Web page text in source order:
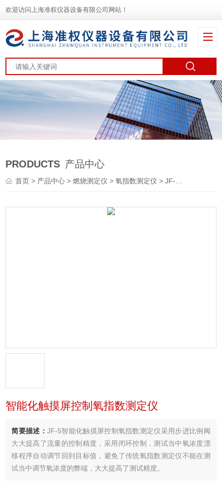
欢迎访问上海准权仪器设备有限公司网站！
PRODUCTS 产品中心
首页> 产品中心 >燃烧测定仪 >氧指数测定仪 > JF-5智能化触摸屏控制氧指数测定仪
智能化触摸屏控制氧指数测定仪
简要描述： JF-5智能化触摸屏控制氧指数测定仪采用步进比例阀
大大提高了流量的控制精度，采用闭环控制，测试当中氧浓度漂
移程序自动调节回到目标值，避免了传统氧指数测定仪不能在测
试当中调节氧浓度的弊端，大大提高了测试精度。